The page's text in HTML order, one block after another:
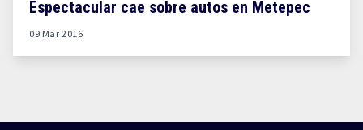
Espectacular cae sobre autos en Metepec
09 Mar 2016